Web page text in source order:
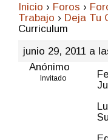
Inicio › Foros ›
Trabajo › Deja Tu
Curriculum
junio 29, 2011 a
Anónimo
Invitado